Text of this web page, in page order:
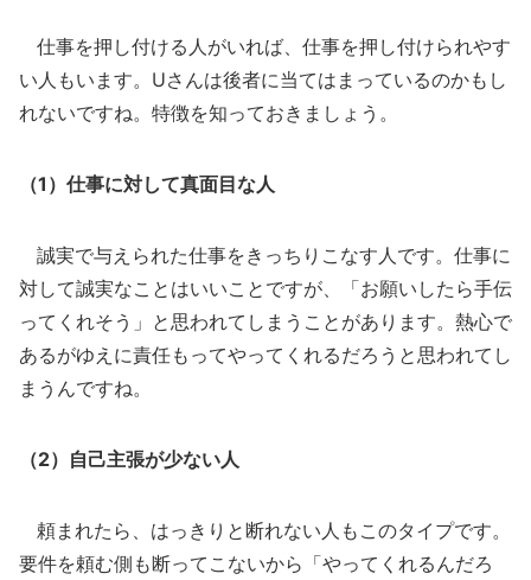
仕事を押し付ける人がいれば、仕事を押し付けられやす
い人もいます。Uさんは後者に当てはまっているのかもし
れないですね。特徴を知っておきましょう。
（1）仕事に対して真面目な人
誠実で与えられた仕事をきっちりこなす人です。仕事に
対して誠実なことはいいことですが、「お願いしたら手伝
ってくれそう」と思われてしまうことがあります。熱心で
あるがゆえに責任もってやってくれるだろうと思われてし
まうんですね。
（2）自己主張が少ない人
頼まれたら、はっきりと断れない人もこのタイプです。
要件を頼む側も断ってこないから「やってくれるんだろ